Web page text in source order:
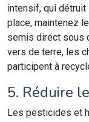
intensif, qui détruit
place, maintenez
semis direct sous
vers de terre, les
participent à
5. Réduire
Les pesticides et